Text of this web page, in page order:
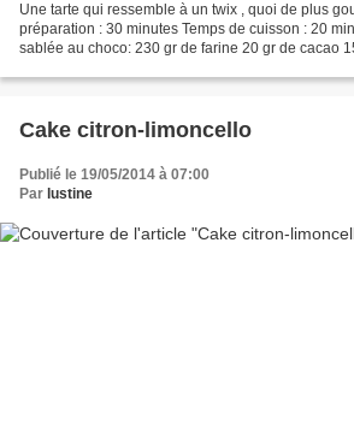
Une tarte qui ressemble à un twix , quoi de plus
préparation : 30 minutes Temps de cuisson : 20
sablée au choco: 230 gr de farine 20 gr de cacao
Cake citron-limoncello
Publié le 19/05/2014 à 07:00
Par lustine